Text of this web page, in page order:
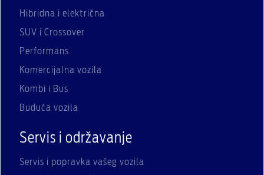
Hibridna i električna
SUV i Crossover
Performans
Komercijalna vozila
Kombi i Bus
Buduća vozila
Servis i održavanje
Servis i popravka vašeg vozila